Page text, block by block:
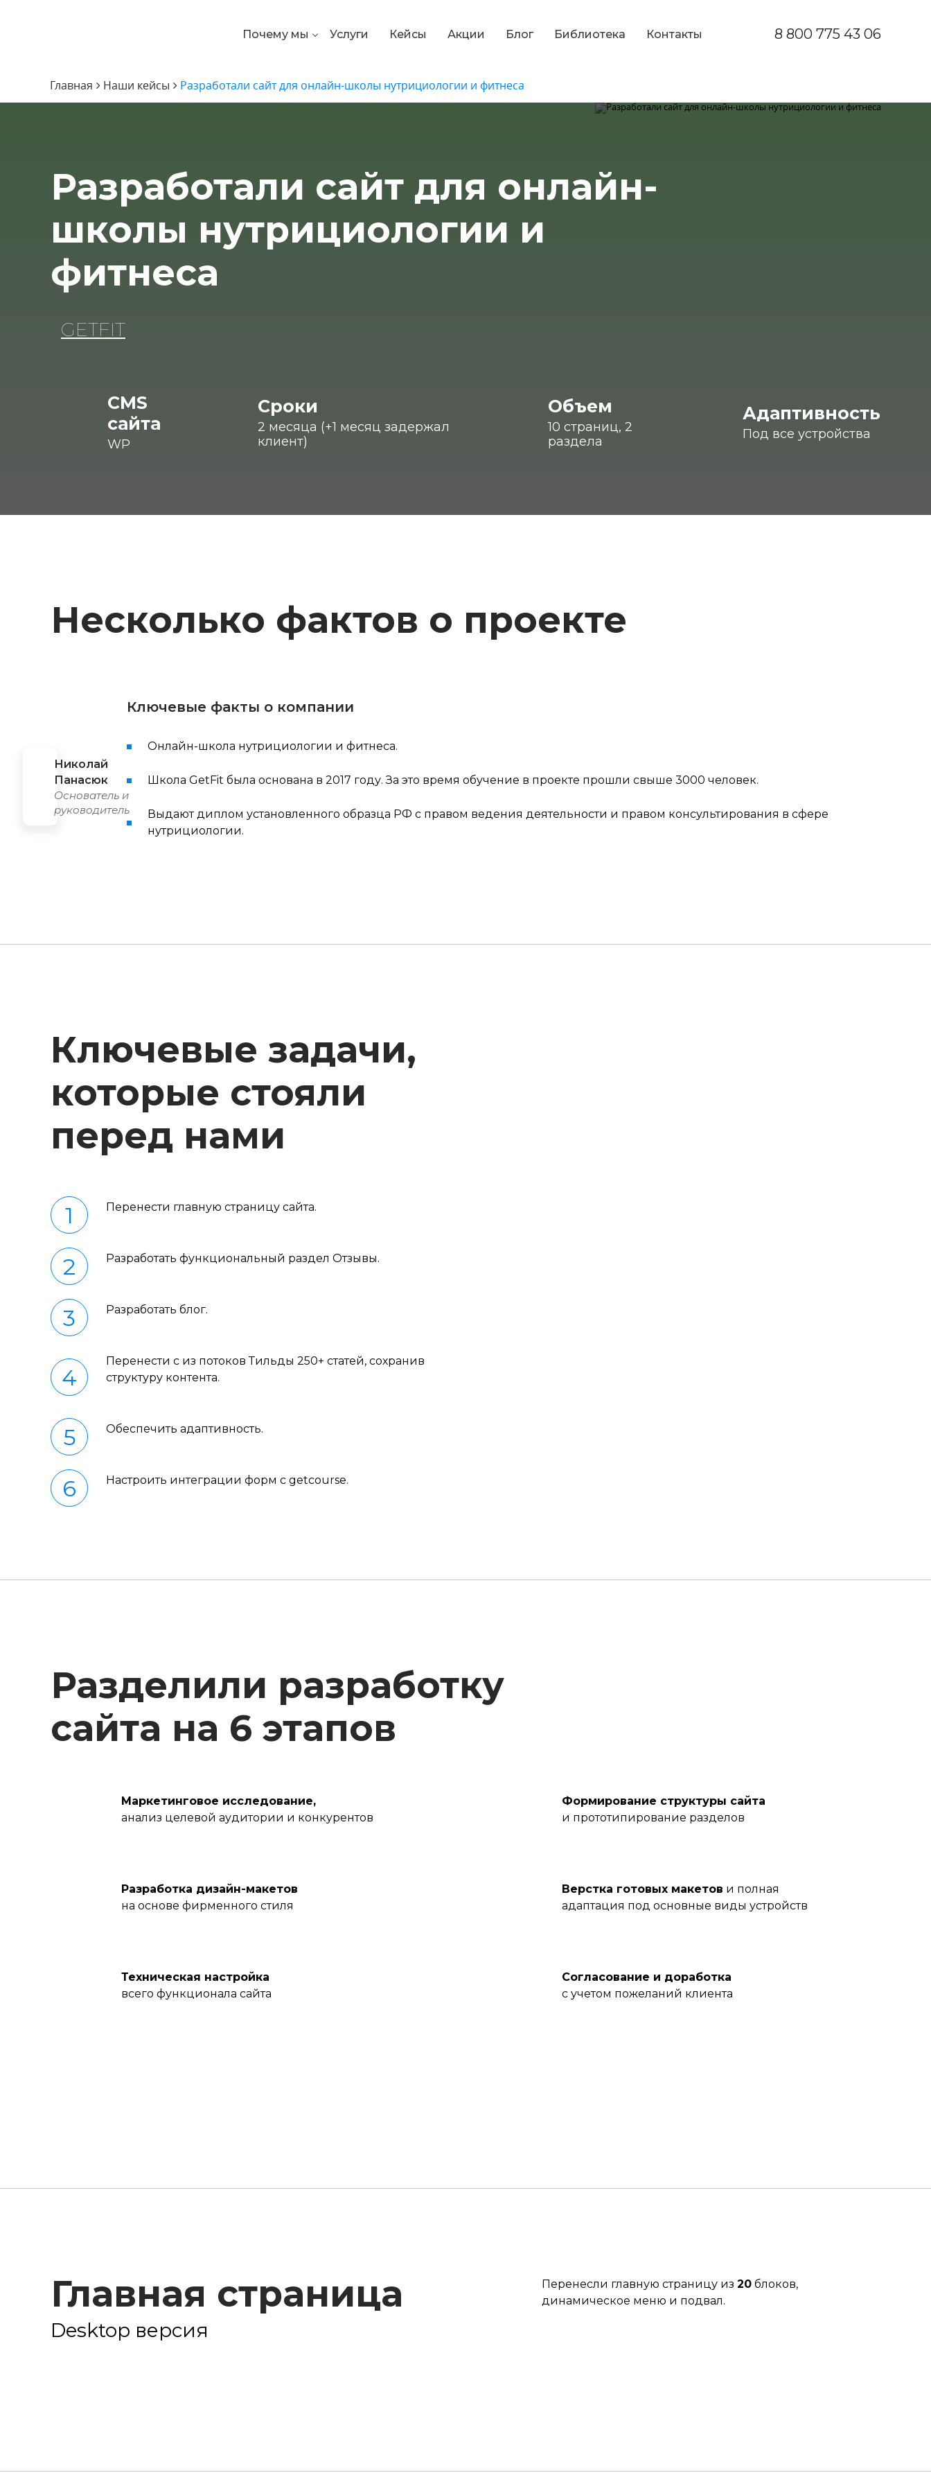
Почему мы Услуги Кейсы Акции Блог Библиотека Контакты 8 800 775 43 06
Главная Наши кейсы Разработали сайт для онлайн-школы нутрициологии и фитнеса
Разработали сайт для онлайн-
школы нутрициологии и
фитнеса
GETFIT
CMS
сайта
WP
Сроки
2 месяца (+1 месяц задержал
клиент)
Объем
10 страниц, 2
раздела
Адаптивность
Под все устройства
Несколько фактов о проекте
Николай
Панасюк
Основатель и
руководитель
Ключевые факты о компании
Онлайн-школа нутрициологии и фитнеса.
Школа GetFit была основана в 2017 году. За это время обучение в проекте прошли свыше 3000 человек.
Выдают диплом установленного образца РФ с правом ведения деятельности и правом консультирования в сфере
нутрициологии.
Ключевые задачи,
которые стояли
перед нами
Перенести главную страницу сайта.
Разработать функциональный раздел Отзывы.
Разработать блог.
Перенести с из потоков Тильды 250+ статей, сохранив
структуру контента.
Обеспечить адаптивность.
Настроить интеграции форм с getcourse.
Разделили разработку
сайта на 6 этапов
Маркетинговое исследование,
анализ целевой аудитории и конкурентов
Разработка дизайн-макетов
на основе фирменного стиля
Техническая настройка
всего функционала сайта
Формирование структуры сайта
и прототипирование разделов
Верстка готовых макетов и полная
адаптация под основные виды устройств
Согласование и доработка
с учетом пожеланий клиента
Главная страница
Desktop версия
Перенесли главную страницу из 20 блоков,
динамическое меню и подвал.